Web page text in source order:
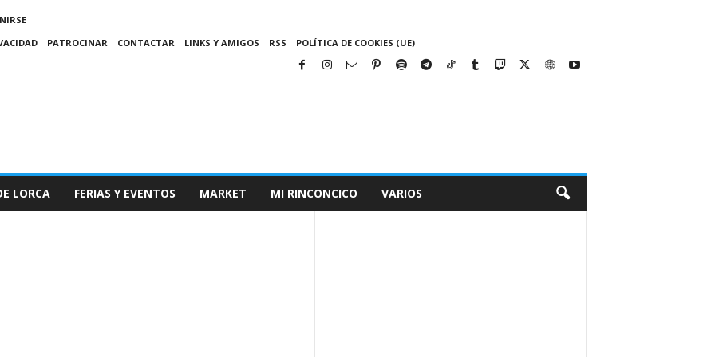
PATROCINAR CONTACTAR LINKS Y AMIGOS RSS POLÍTICA DE COOKIES (UE)
LORCA FERIAS Y EVENTOS MARKET MI RINCONCICO VARIOS